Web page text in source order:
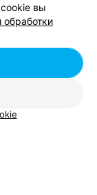
вы
обработки